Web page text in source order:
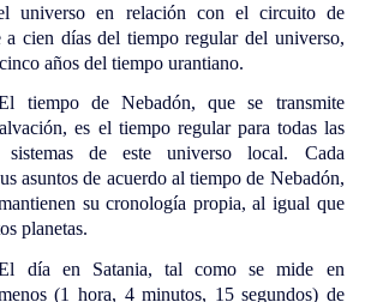
universo en relación con el circuito de
cien días del tiempo regular del universo,
años del tiempo urantiano.
tiempo de Nebadón, que se transmite
es el tiempo regular para todas las
sistemas de este universo local. Cada
asuntos de acuerdo al tiempo de Nebadón,
su cronología propia, al igual que
planetas.
día en Satania, tal como se mide en
(1 hora, 4 minutos, 15 segundos) de